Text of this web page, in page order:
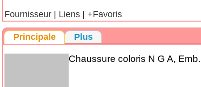
Fournisseur
Liens |+Favoris
Principale Plus
Chaussure coloris N G A,